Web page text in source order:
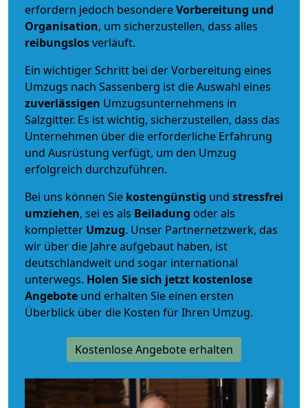
erfordern jedoch besondereVorbereitung und
Organisation, um sicherzustellen, dass alles
reibungslosverläuft.
Ein wichtiger Schritt bei der Vorbereitung eines
Umzugs nach Sassenberg ist die Auswahl eines
zuverlässigen Umzugsunternehmens in
Salzgitter. Es ist wichtig, sicherzustellen, dass das
Unternehmen über die erforderliche Erfahrung
und Ausrüstung verfügt, um den Umzug
erfolgreich durchzuführen.
Bei uns können Sie kostengünstig und stressfrei
umziehen, sei es als Beiladung oder als
kompletter Umzug. Unser Partnernetzwerk, das
wir über die Jahre aufgebaut haben, ist
deutschlandweit und sogar international
unterwegs. Holen Sie sich jetzt kostenlose
Angebote und erhalten Sie einen ersten
Überblick über die Kosten für Ihren Umzug.
Kostenlose Angebote erhalten